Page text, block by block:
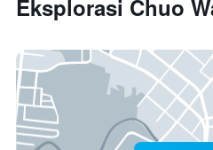
Eksplorasi Chuo